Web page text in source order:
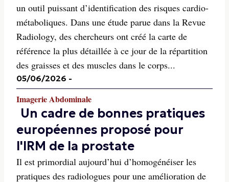
un outil puissant d’identification des risques cardio-
métaboliques. Dans une étude parue dans la Revue
Radiology, des chercheurs ont créé la carte de
référence la plus détaillée à ce jour de la répartition
des graisses et des muscles dans le corps...
05/06/2026 -
Imagerie Abdominale
Un cadre de bonnes pratiques
européennes proposé pour
l'IRM de la prostate
Il est primordial aujourd’hui d’homogénéiser les
pratiques des radiologues pour une amélioration de